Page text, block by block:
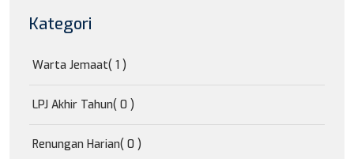
Kategori
Warta Jemaat( 1 )
LPJ Akhir Tahun( 0 )
Renungan Harian( 0 )